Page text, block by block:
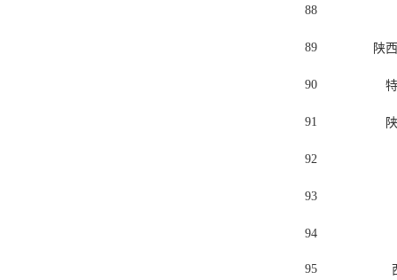
88
89 陕
90
91
92
93
94
95